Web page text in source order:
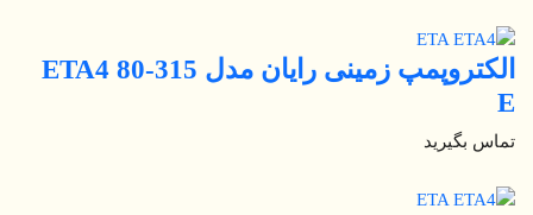
الکتروپمپ زمینی رایان مدل ETA4 80-315
E
تماس بگیرید